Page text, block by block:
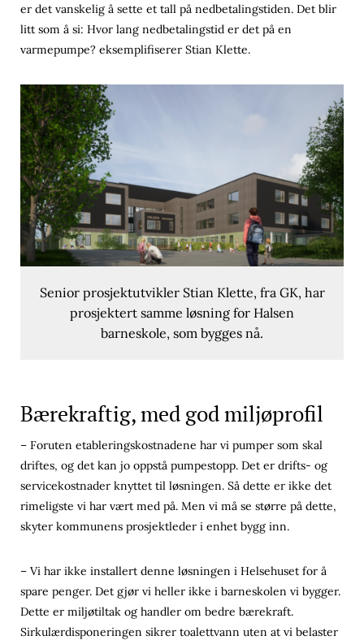
er det vanskelig å sette et tall på nedbetalingstiden. Det blir
litt som å si: Hvor lang nedbetalingstid er det på en
varmepumpe? eksemplifiserer Stian Klette.
Senior prosjektutvikler Stian Klette, fra GK, har
prosjektert samme løsning for Halsen
barneskole, som bygges nå.
Bærekraftig, med god miljøprofil
– Foruten etableringskostnadene har vi pumper som skal
driftes, og det kan jo oppstå pumpestopp. Det er drifts- og
servicekostnader knyttet til løsningen. Så dette er ikke det
rimeligste vi har vært med på. Men vi må se større på dette,
skyter kommunens prosjektleder i enhet bygg inn.
– Vi har ikke installert denne løsningen i Helsehuset for å
spare penger. Det gjør vi heller ikke i barneskolen vi bygger.
Dette er miljøtiltak og handler om bedre bærekraft.
Sirkulærdisponeringen sikrer toalettvann uten at vi belaster